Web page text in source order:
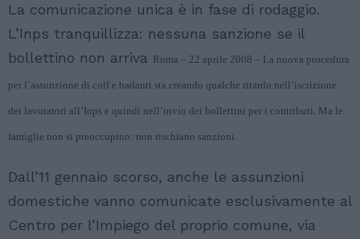
La comunicazione unica è in fase di rodaggio.
L’Inps tranquillizza: nessuna sanzione se il
bollettino non arriva Roma – 22 aprile 2008 – La nuova procedura
per l’assunzione di colf e badanti sta creando qualche ritardo nell’iscrizione
dei lavoratori all’Inps e quindi nell’invio dei bollettini per i contributi. Ma le
famiglie non si preoccupino: non rischiano sanzioni.
Dall’11 gennaio scorso, anche le assunzioni
domestiche vanno comunicate esclusivamente al
Centro per l’Impiego del proprio comune, via